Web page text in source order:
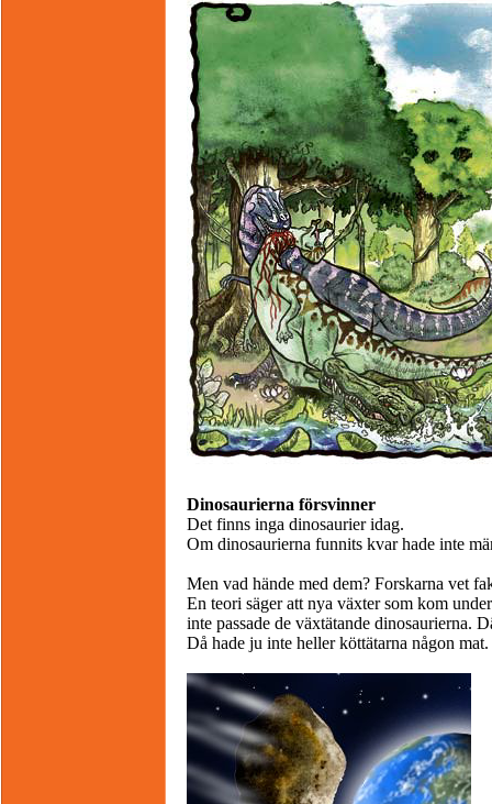
Dinosaurierna försvinner
Det finns inga dinosaurier idag.
Om dinosaurierna funnits kvar hade inte
Men vad hände med dem? Forskarna vet
En teori säger att nya växter som kom
inte passade de växtätande dinosaurierna.
Då hade ju inte heller köttätarna någon mat.